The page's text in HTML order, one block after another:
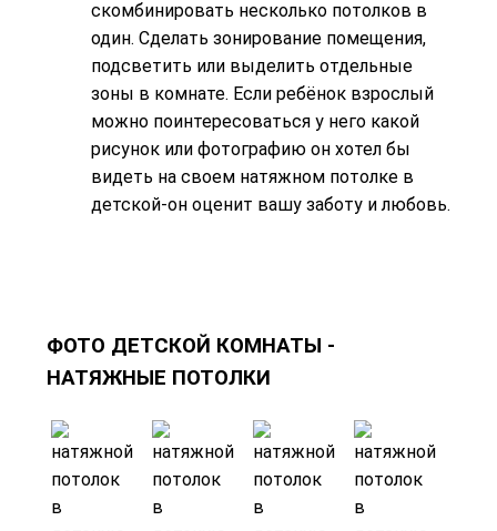
скомбинировать несколько потолков в
один. Сделать зонирование помещения,
подсветить или выделить отдельные
зоны в комнате. Если ребёнок взрослый
можно поинтересоваться у него какой
рисунок или фотографию он хотел бы
видеть на своем натяжном потолке в
детской-он оценит вашу заботу и любовь.
ФОТО ДЕТСКОЙ КОМНАТЫ -
НАТЯЖНЫЕ ПОТОЛКИ